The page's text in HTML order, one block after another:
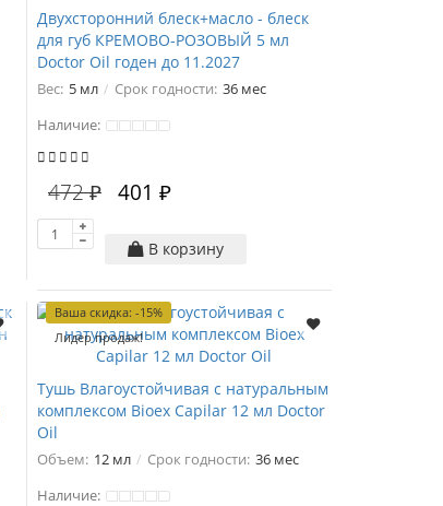
Двухсторонний блеск+масло - блеск
для губ КРЕМОВО-РОЗОВЫЙ 5 мл
Doctor Oil годен до 11.2027
Вес: 5 мл Срок годности: 36 мес
Наличие:
472 ₽ 401 ₽
В корзину
Ваша скидка: -15%
Лидер продаж!
Тушь Влагоустойчивая с натуральным
комплексом Bioex Capilar 12 мл Doctor
Oil
Объем: 12 мл Срок годности: 36 мес
Наличие: